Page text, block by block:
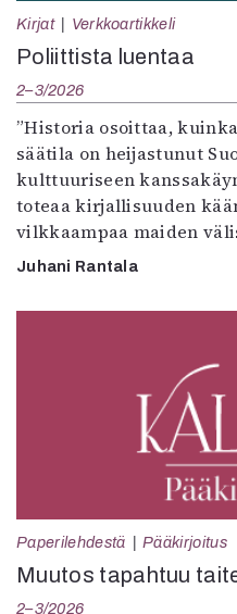
Kirjat Verkkoartikkeli
Poliittista luentaa
2–3/2026
”Historia osoittaa,
säätila on heijastunut
kulttuuriseen
toteaa kirjallisuuden
vilkkaampaa maiden
Juhani Rantala
Paperilehdestä Pääkirjoitus
Muutos tapahtuu
2–3/2026